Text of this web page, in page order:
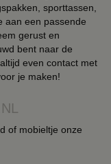
sporttassen,
aan een passende
gerust en
bent naar de
even contact met
je maken!
of mobieltje onze